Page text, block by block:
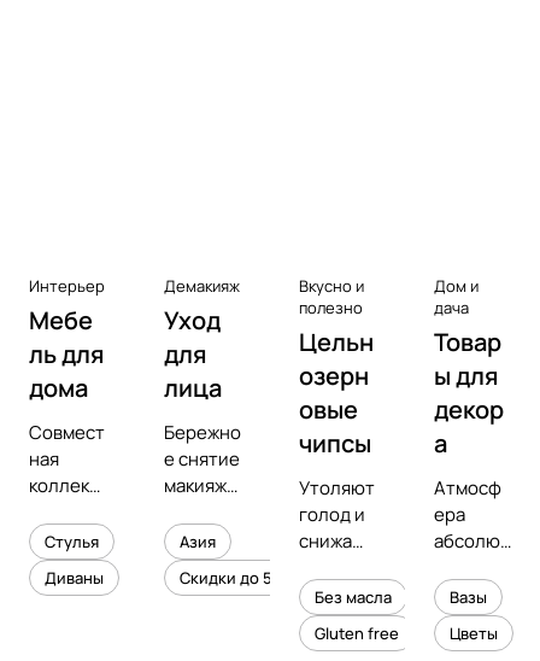
Интерьер
Мебе
ль для
дома
Совмест
ная
коллекц
предмет
ным
дизайне
Стулья
Диваны
Демакияж
Уход
для
лица
Бережно
е снятие
макияжа
увлажне
ние
кожи
Азия
Скидки до 50%
Вкусно и
полезно
Цельн
озерн
овые
чипсы
Утоляют
голод и
снижают
холесте
рина
Без масла
Gluten free
Дом и
дача
Товар
ы для
декор
а
Атмосф
ера
абсолют
уюта в
вашем
интерье
Вазы
Цветы